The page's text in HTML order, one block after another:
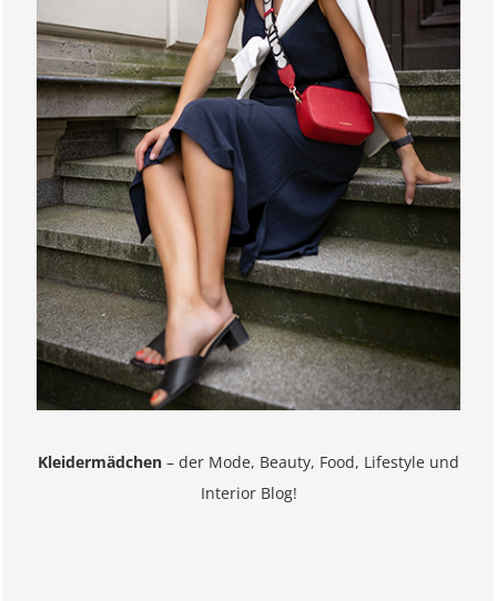
Kleidermädchen – der Mode, Beauty, Food, Lifestyle und
Interior Blog!